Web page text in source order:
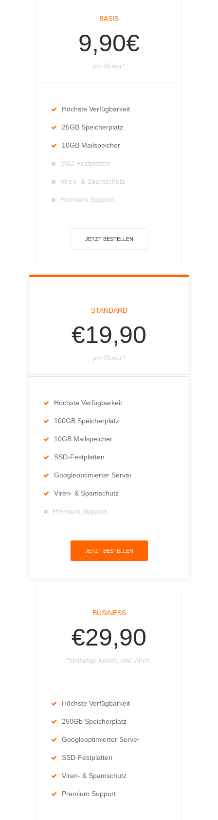
BASIS
9,90€
pro Monat*
Höchste Verfügbarkeit
25GB Speicherplatz
10GB Mailspeicher
SSD-Festplatten
Viren- & Spamschutz
Premium Support
JETZT BESTELLEN
STANDARD
€19,90
pro Monat*
Höchste Verfügbarkeit
100GB Speicherplatz
10GB Mailspeicher
SSD-Festplatten
Googleoptimierter Server
Viren- & Spamschutz
Premium Support
JETZT BESTELLEN
BUSINESS
€29,90
*einmalige Kosten, inkl. MwSt.
Höchste Verfügbarkeit
250Gb Speicherplatz
Googleoptimierter Server
SSD-Festplatten
Viren- & Spamschutz
Premium Support